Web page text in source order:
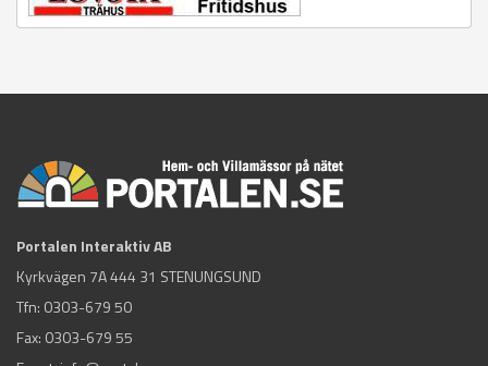
Portalen Interaktiv AB
Kyrkvägen 7A 444 31 STENUNGSUND
Tfn: 0303-679 50
Fax: 0303-679 55